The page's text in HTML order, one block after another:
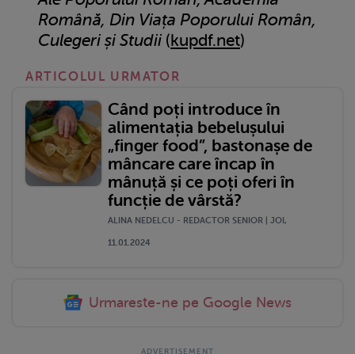
Română, Din Viața Poporului Român,
Culegeri și Studii (kupdf.net)
ARTICOLUL URMATOR
Când poți introduce în
alimentația bebelușului
„finger food”, bastonașe de
mâncare care încap în
mânuță și ce poți oferi în
funcție de vârstă?
ALINA NEDELCU - REDACTOR SENIOR | JOI,
11.01.2024
Urmareste-ne pe Google News